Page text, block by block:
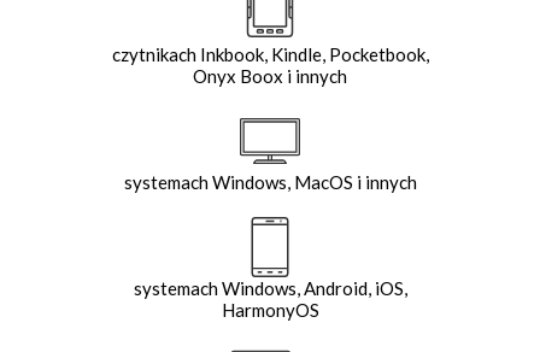
czytnikach Inkbook, Kindle, Pocketbook,
Onyx Boox i innych
systemach Windows, MacOS i innych
systemach Windows, Android, iOS,
HarmonyOS